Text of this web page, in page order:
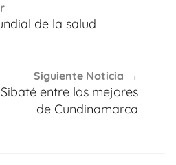
de la salud
Siguiente Noticia
entre los mejores
de Cundinamarca